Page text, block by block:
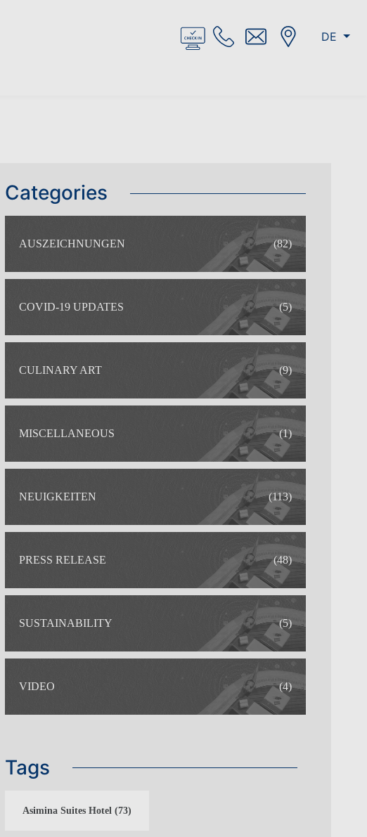
DE
Categories
AUSZEICHNUNGEN (82)
COVID-19 UPDATES (5)
CULINARY ART (9)
MISCELLANEOUS (1)
NEUIGKEITEN (113)
PRESS RELEASE (48)
SUSTAINABILITY (5)
VIDEO (4)
Tags
Asimina Suites Hotel (73)